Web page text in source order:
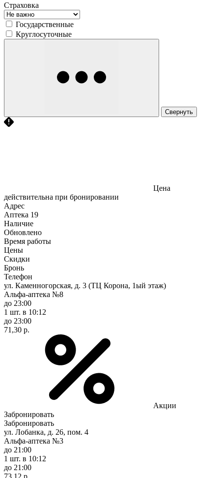
Страховка
Государственные
Круглосуточные
Свернуть
Цена
действительна при бронировании
Адрес
Аптека 19
Наличие
Обновлено
Время работы
Цены
Скидки
Бронь
Телефон
ул. Каменногорская, д. 3 (ТЦ Корона, 1ый этаж)
Альфа-аптека №8
до 23:00
1 шт. в 10:12
до 23:00
71,30 р.
Акции
Забронировать
Забронировать
ул. Лобанка, д. 26, пом. 4
Альфа-аптека №3
до 21:00
1 шт. в 10:12
до 21:00
73,12 р.